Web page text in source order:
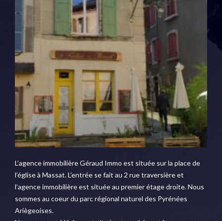
L’agence immobilière Géraud Immo est située sur la place de
l’église à Massat. L’entrée se fait au 2 rue traversière et
l’agence immobilière est située au premier étage droite. Nous
sommes au coeur du parc régional naturel des Pyrénées
Ariègeoises.